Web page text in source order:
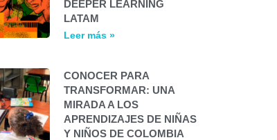
DEEPER LEARNING
LATAM
Leer más »
CONOCER PARA
TRANSFORMAR: UNA
MIRADA A LOS
APRENDIZAJES DE NIÑAS
Y NIÑOS DE COLOMBIA